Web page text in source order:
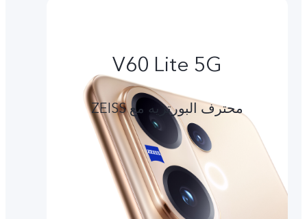
V60 Lite 5G
محترف البورتريه مع ZEISS